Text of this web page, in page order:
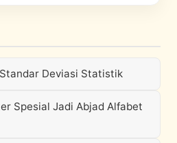
Deviasi Statistik
Spesial Jadi Abjad Alfabet